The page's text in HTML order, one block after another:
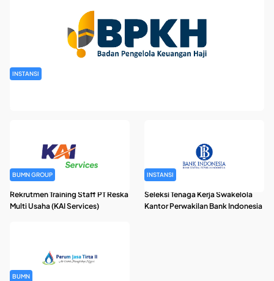
INSTANSI
BUMN GROUP
Rekrutmen Training Staff PT Reska
Multi Usaha (KAI Services)
INSTANSI
Seleksi Tenaga Kerja Swakelola
Kantor Perwakilan Bank Indonesia
BUMN